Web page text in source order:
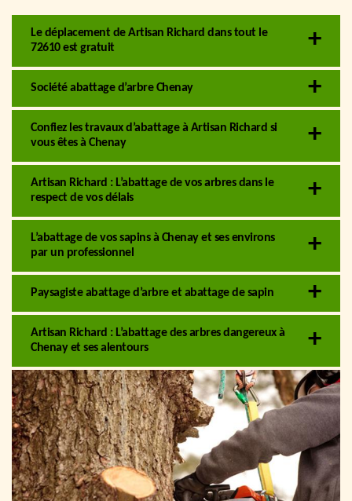
Le déplacement de Artisan Richard dans tout le
72610 est gratuit
Société abattage d’arbre Chenay
Confiez les travaux d’abattage à Artisan Richard si
vous êtes à Chenay
Artisan Richard : L’abattage de vos arbres dans le
respect de vos délais
L’abattage de vos sapins à Chenay et ses environs
par un professionnel
Paysagiste abattage d’arbre et abattage de sapin
Artisan Richard : L’abattage des arbres dangereux à
Chenay et ses alentours